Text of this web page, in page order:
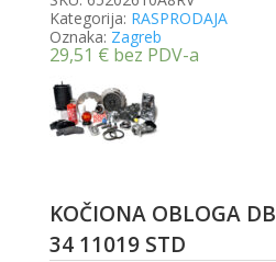
Kategorija: RASPRODAJA
Oznaka: Zagreb
29,51 € bez PDV-a
KOČIONA OBLOGA DB
34 11019 STD